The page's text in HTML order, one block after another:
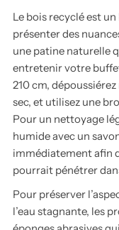
Le bois recyclé est
présenter des
une patine naturelle
entretenir votre
210 cm,
sec, et utilisez une
Pour un nettoyage
humide avec un
immédiatement afin
pourrait pénétrer
Pour préserver
l’eau stagnante, les